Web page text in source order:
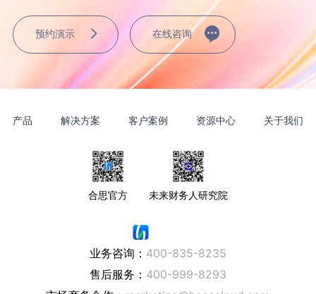
预约演示 在线咨询
产品 解决方案 客户案例 资源中心 关于我们
合思官方 未来财务人研究院
业务咨询： 400-835-8235
售后服务： 400-999-8293